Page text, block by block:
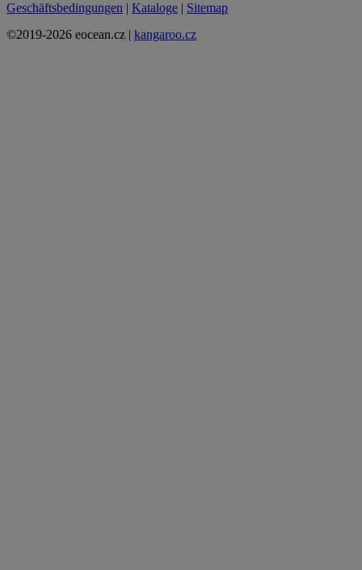
Geschäftsbedingungen | Kataloge | Sitemap
©2019-2026 eocean.cz | kangaroo.cz